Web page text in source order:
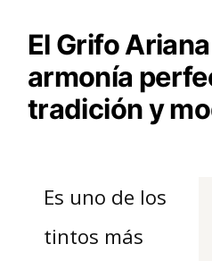
El Grifo
armonía
tradición y
Es uno de los
tintos más